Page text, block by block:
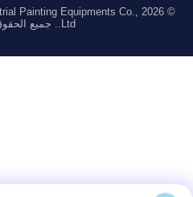
Industrial Painting Equipments Co.,